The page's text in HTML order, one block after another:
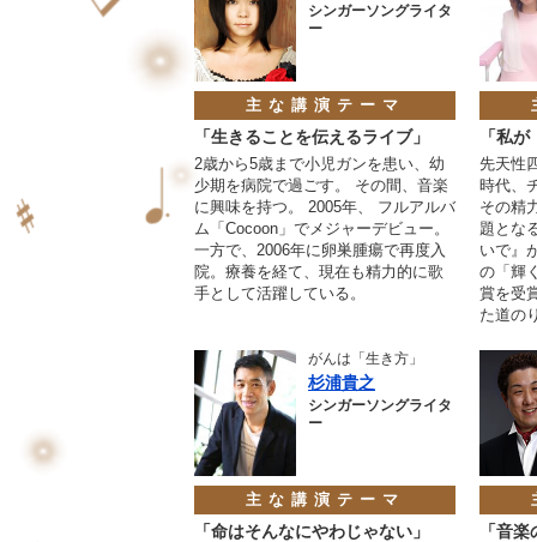
シンガーソングライタ
ー
主な講演テーマ
「生きることを伝えるライブ」
2歳から5歳まで小児ガンを患い、幼
少期を病院で過ごす。 その間、音楽
に興味を持つ。 2005年、 フルアルバ
ム「Cocoon」でメジャーデビュー。
一方で、2006年に卵巣腫瘍で再度入
院。療養を経て、現在も精力的に歌
手として活躍している。
「私
先天性
時代、
その精
題とな
いで』
の「輝
賞を受
た道の
がんは「生き方」
杉浦貴之
シンガーソングライタ
ー
主な講演テーマ
「命はそんなにやわじゃない」 「音